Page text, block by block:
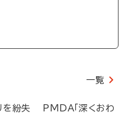
一覧
を紛失 PMDA「深くおわ